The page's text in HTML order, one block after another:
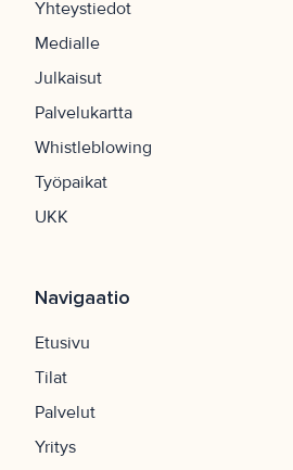
Yhteystiedot
Medialle
Julkaisut
Palvelukartta
Whistleblowing
Työpaikat
UKK
Navigaatio
Etusivu
Tilat
Palvelut
Yritys